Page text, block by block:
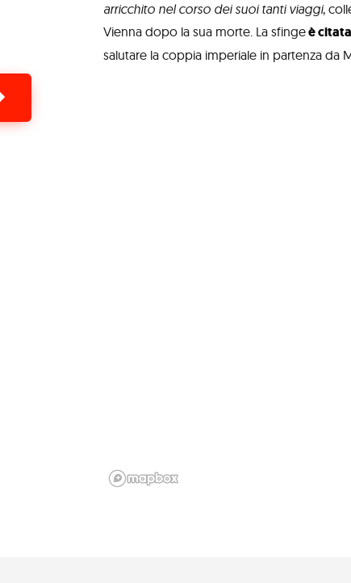
arricchito nel corso dei suoi tanti viaggi,
Vienna dopo la sua morte. La sfingeè
salutare la coppia imperiale in partenza da